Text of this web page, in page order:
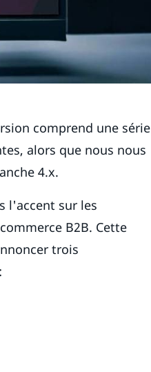
comprend une série
alors que nous nous
4.x.
l'accent sur les
B2B. Cette
trois